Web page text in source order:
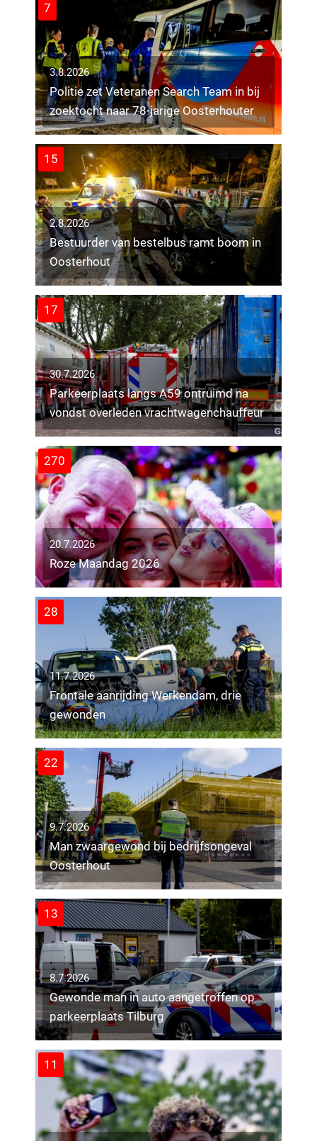
7
3.8.2026
Politie zet Veteranen Search Team in bij
zoektocht naar 78-jarige Oosterhouter
15
2.8.2026
Bestuurder van bestelbus ramt boom in
Oosterhout
17
30.7.2026
Parkeerplaats langs A59 ontruimd na
vondst overleden vrachtwagenchauffeur
270
20.7.2026
Roze Maandag 2026
28
11.7.2026
Frontale aanrijding Werkendam, drie
gewonden
22
9.7.2026
Man zwaargewond bij bedrijfsongeval
Oosterhout
13
8.7.2026
Gewonde man in auto aangetroffen op
parkeerplaats Tilburg
11